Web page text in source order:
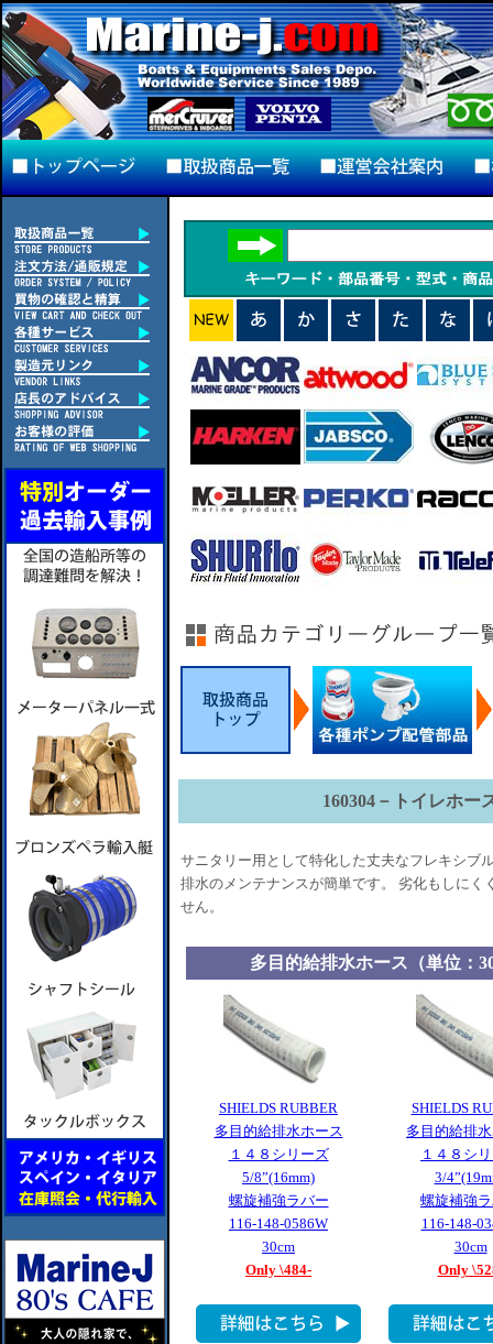
160304－トイレホー
サニタリー用として特化した丈夫なフレキシブ
排水のメンテナンスが簡単です。 劣化もしに
せん。
多目的給排水ホース（単位：
SHIELDS RUBBER
多目的給排水ホース
１４８シリーズ
5/8”(16mm)
螺旋補強ラバー
116-148-0586W
30cm
Only \484-
SHIELDS
多目的給排
１４８シ
3/
螺旋補強
116-148-
30cm
Only